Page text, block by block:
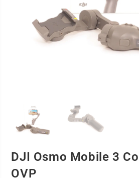
DJI Osmo Mobile 3
OVP